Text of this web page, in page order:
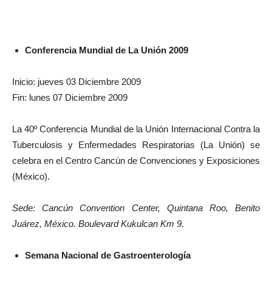
Conferencia Mundial de La Unión 2009
Inicio: jueves 03 Diciembre 2009
Fin: lunes 07 Diciembre 2009
La 40º Conferencia Mundial de la Unión Internacional Contra la
Tuberculosis y Enfermedades Respiratorias (La Unión) se
celebra en el Centro Cancún de Convenciones y Exposiciones
(México).
Sede: Cancún Convention Center, Quintana Roo, Benito
Juárez, México. Boulevard Kukulcan Km 9.
Semana Nacional de Gastroenterología